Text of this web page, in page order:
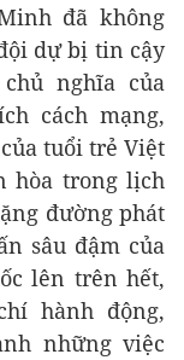
đã không
dự bị tin cậy
nghĩa của
cách mạng,
tuổi trẻ Việt
hòa trong lịch
đường phát
sâu đậm của
lên trên hết,
hành động,
những việc